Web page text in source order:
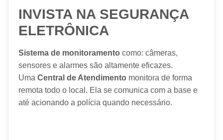
INVISTA NA SEGURANÇA
ELETRÔNICA
Sistema de monitoramento como: câmeras,
sensores e alarmes são altamente eficazes.
Uma Central de Atendimento monitora de forma
remota todo o local. Ela se comunica com a base e
até acionando a polícia quando necessário.